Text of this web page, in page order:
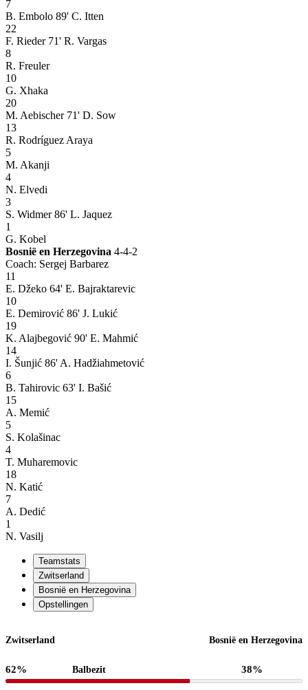
7
B. Embolo 89' C. Itten
22
F. Rieder 71' R. Vargas
8
R. Freuler
10
G. Xhaka
20
M. Aebischer 71' D. Sow
13
R. Rodríguez Araya
5
M. Akanji
4
N. Elvedi
3
S. Widmer 86' L. Jaquez
1
G. Kobel
Bosnië en Herzegovina 4-4-2
Coach: Sergej Barbarez
11
E. Džeko 64' E. Bajraktarevic
10
E. Demirović 86' J. Lukić
19
K. Alajbegović 90' E. Mahmić
14
I. Šunjić 86' A. Hadžiahmetović
6
B. Tahirovic 63' I. Bašić
15
A. Memić
5
S. Kolašinac
4
T. Muharemovic
18
N. Katić
7
A. Dedić
1
N. Vasilj
Teamstats
Zwitserland
Bosnië en Herzegovina
Opstellingen
Zwitserland Bosnië en Herzegovina
62% Balbezit 38%